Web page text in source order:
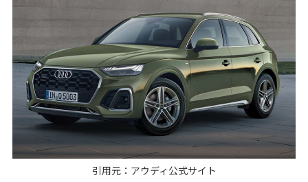
引用元： アウディ公式サイト